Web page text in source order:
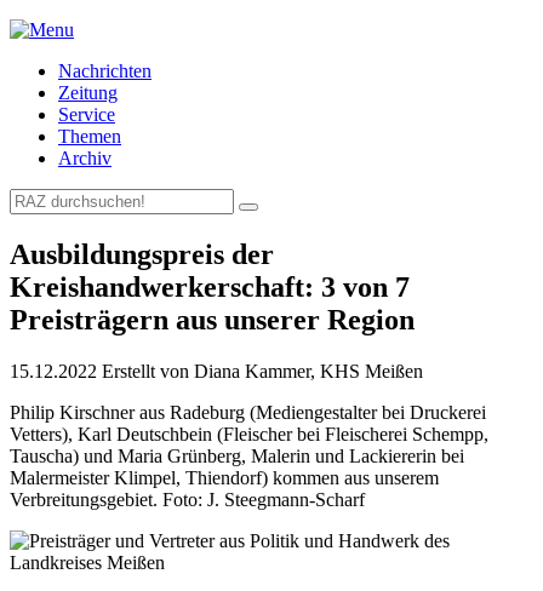
Nachrichten
Zeitung
Service
Themen
Archiv
Ausbildungspreis der
Kreishandwerkerschaft: 3 von 7
Preisträgern aus unserer Region
15.12.2022 Erstellt von Diana Kammer, KHS Meißen
Philip Kirschner aus Radeburg (Mediengestalter bei Druckerei
Vetters), Karl Deutschbein (Fleischer bei Fleischerei Schempp,
Tauscha) und Maria Grünberg, Malerin und Lackiererin bei
Malermeister Klimpel, Thiendorf) kommen aus unserem
Verbreitungsgebiet. Foto: J. Steegmann-Scharf